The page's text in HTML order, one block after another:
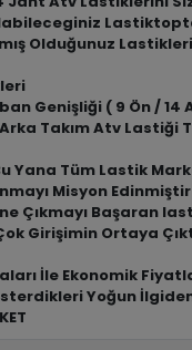
Olduğunuz
Genişliği ( 9 Ön / 14
Takım Atv
Yana Tüm Lastik
Misyon Edinmiştir
Çıkmayı Başaran
Girişimin Ortaya
İle Ekonomik
Yoğun